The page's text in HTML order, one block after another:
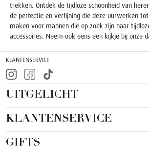
trekken. Ontdek de tijdloze schoonheid van
de perfectie en verfijning die deze uurwerken
maken voor mannen die op zoek zijn naar
accessoires. Neem ook eens een kijkje bij onze
KLANTENSERVICE
UITGELICHT
KLANTENSERVICE
GIFTS